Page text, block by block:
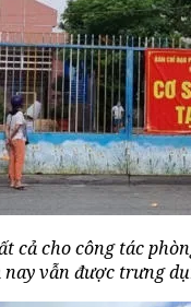
cả cho công tác
nay vẫn được trưng